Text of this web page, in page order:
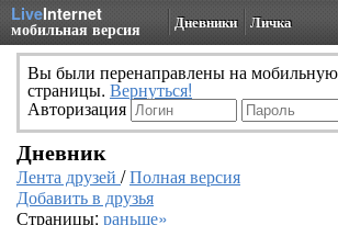
LiveInternet
мобильная версия Дневники Личка
Вы были перенаправлены на
страницы. Вернуться!
Авторизация
Дневник
Лента друзей /Полная версия
Добавить в друзья
Страницы: раньше»